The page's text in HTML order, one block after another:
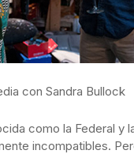
con Sandra Bullock
como la Federal y
incompatibles.